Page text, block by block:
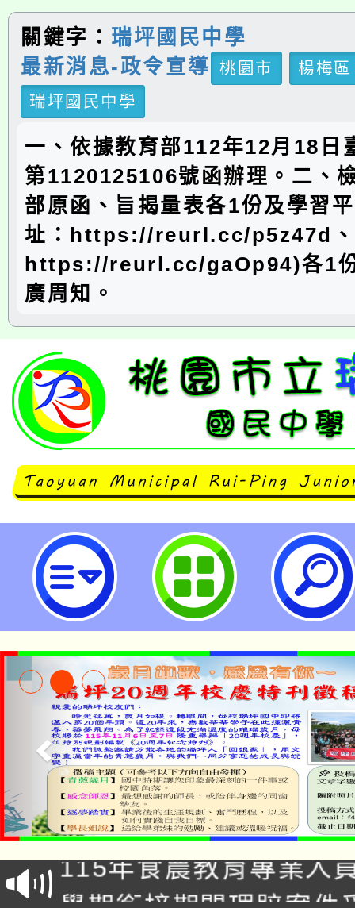
關鍵字： 瑞坪國民中學
最新消息-政令宣導
桃園市
楊梅區
瑞坪國民中學
一、依據教育部112年12月18日
第1120125106號函辦理。二、
部原函、旨揭量表各1份及學習
址：https://reurl.cc/p5z47d、
https://reurl.cc/gaOp94)各1
廣周知。
轉衛生福利部所送「網路使用習慣
「心快活心理健康學習平台」資訊
桃園市立瑞坪國民中學
淨零綠生活教案入校路
會
115年食農教育專業人
程
學期銜接期間理賠案件